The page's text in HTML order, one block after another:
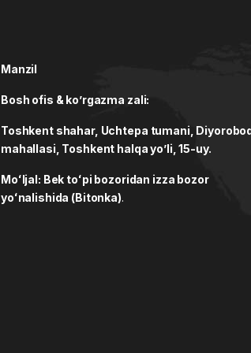
Manzil
Bosh ofis & ko’rgazma zali:
Toshkent shahar, Uchtepa tumani,
mahallasi, Toshkent halqa yo’li, 15-uy.
Moʻljal: Bek toʻpi bozoridan izza bozor
yoʻnalishida (Bitonka).